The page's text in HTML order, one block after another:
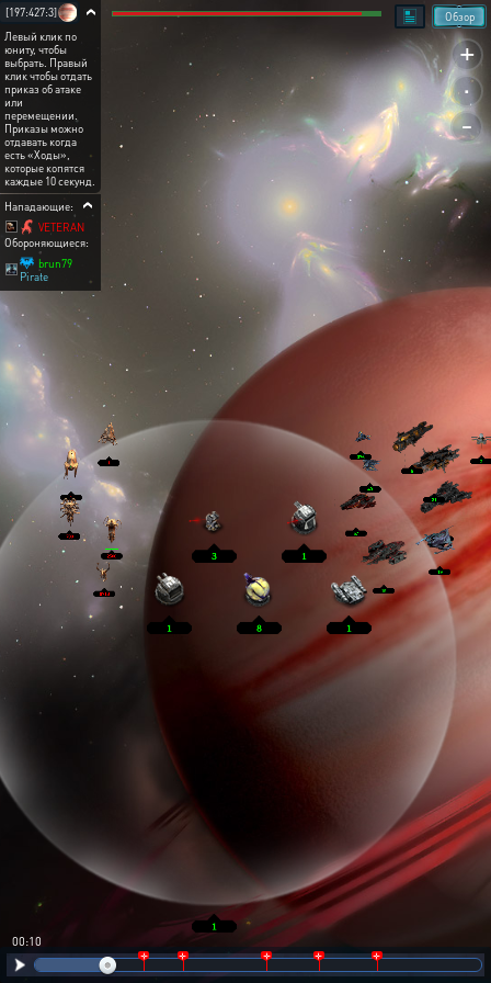
+
.
-
Обзор
[197:427:3]
Левый клик по
юниту, чтобы
выбрать. Правый
клик чтобы отдать
приказ об атаке
или
перемещении.
Приказы можно
отдавать когда
есть «Ходы»,
которые копятся
каждые 10 секунд.
Нападающие:
VETERAN
Обороняющиеся:
brun79
Pirate
00:10